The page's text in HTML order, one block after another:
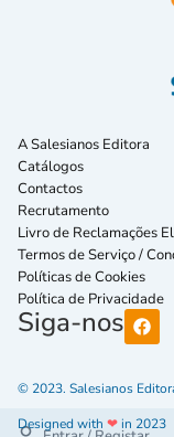
A Salesianos Editora
Catálogos
Contactos
Recrutamento
Livro de Reclamações
Termos de Serviço /
Políticas de Cookies
Política de Privacidade
Siga-nos
© 2023. Salesianos
Designed with ❤in 2023